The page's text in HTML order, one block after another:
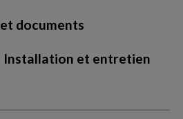
documents
Installation et entretien